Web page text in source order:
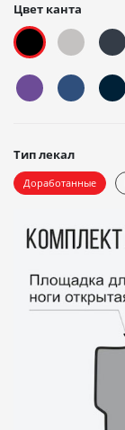
Цвет канта
Тип лекал
Доработанные